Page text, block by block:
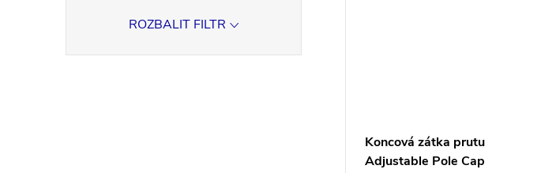
ROZBALIT FILTR
Koncová zátka prutu
Adjustable Pole Cap